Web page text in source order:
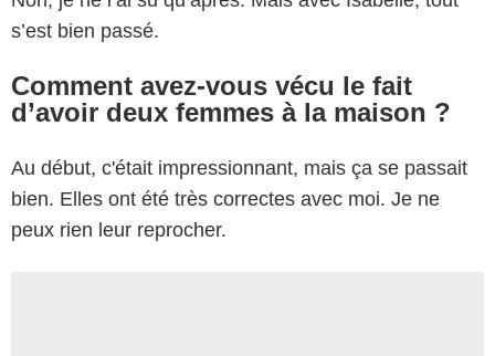
s’est bien passé.
Comment avez-vous vécu le fait
d’avoir deux femmes à la maison ?
Au début, c'était impressionnant, mais ça se passait
bien. Elles ont été très correctes avec moi. Je ne
peux rien leur reprocher.